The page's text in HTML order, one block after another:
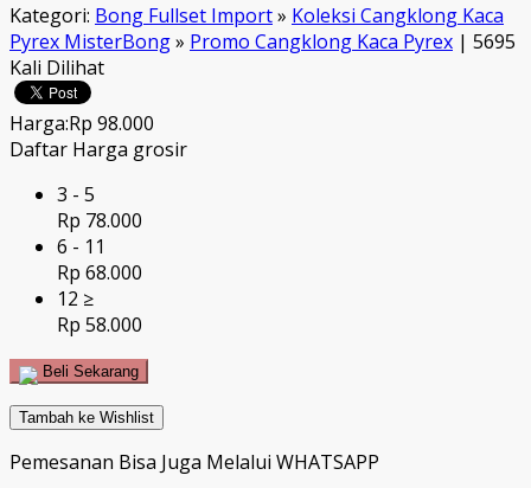
Kategori: Bong Fullset Import» Koleksi Cangklong Kaca
Pyrex MisterBong» Promo Cangklong Kaca Pyrex | 5695
Kali Dilihat
Harga:Rp 98.000
Daftar Harga grosir
3 - 5
Rp 78.000
6 - 11
Rp 68.000
12 ≥
Rp 58.000
Beli Sekarang
Tambah ke Wishlist
Pemesanan Bisa Juga Melalui WHATSAPP